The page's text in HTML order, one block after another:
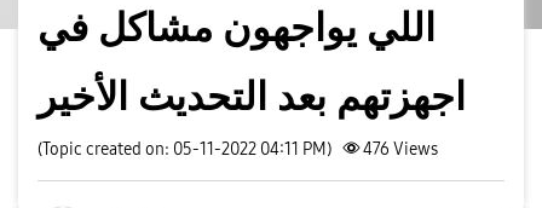
اللي يواجهون مشاكل في
اجهزتهم بعد التحديث الأخير
(Topic created on: 05-11-2022 04:11 PM) 476 Views